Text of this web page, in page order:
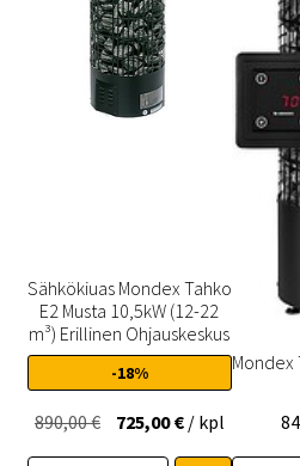
Sähkökiuas Mondex Tahko
E2 Musta 10,5kW (12-22
m³) Erillinen Ohjauskeskus
-18%
890,00€ Alkuperäinen
725,00€Nykyinen
/ kpl
Mondex